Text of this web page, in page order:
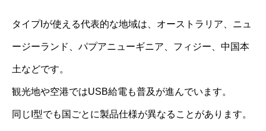
タイプIが使える代表的な地域は、オーストラリア、ニュ
ージーランド、パプアニューギニア、フィジー、中国本
土などです。
観光地や空港ではUSB給電も普及が進んでいます。
同じI型でも国ごとに製品仕様が異なることがあります。